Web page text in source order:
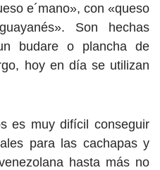
e´mano», con «queso
Son hechas
budare o plancha de
hoy en día se utilizan
es muy difícil conseguir
para las cachapas y
hasta más no